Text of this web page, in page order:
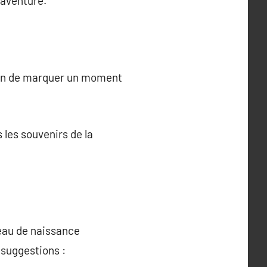
de marquer un moment
souvenirs de la
de naissance
: